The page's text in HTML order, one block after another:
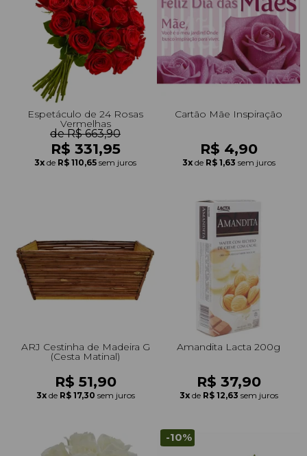
Espetáculo de 24 Rosas
Vermelhas
de R$ 663,90
R$ 331,95
3x de R$ 110,65 sem juros
Cartão Mãe Inspiração
R$ 4,90
3x de R$ 1,63 sem juros
ARJ Cestinha de Madeira G
(Cesta Matinal)
R$ 51,90
3x de R$ 17,30 sem juros
Amandita Lacta 200g
R$ 37,90
3x de R$ 12,63 sem juros
-10%